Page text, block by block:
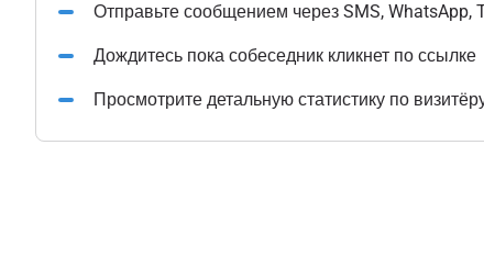
Отправьте сообщением через SMS,
Дождитесь пока собеседник кликнет по ссылке
Просмотрите детальную статистику по